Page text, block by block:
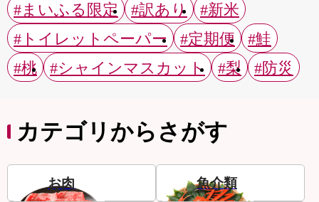
#まいふる限定
#訳あり
#新米
#トイレットペーパー
#定期便
#鮭
#桃
#シャインマスカット #梨 #防災
カテゴリからさがす
お肉 魚介類